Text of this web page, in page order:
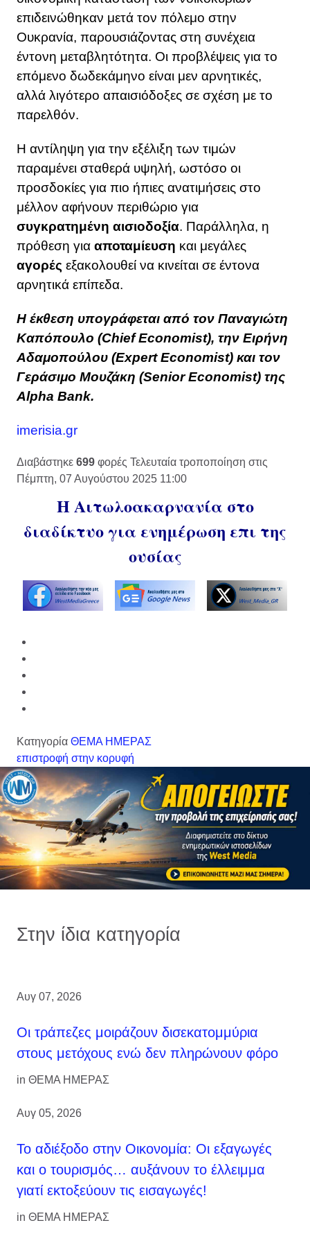
επιδεινώθηκαν μετά τον πόλεμο στην
Ουκρανία, παρουσιάζοντας στη συνέχεια
έντονη μεταβλητότητα. Οι προβλέψεις για το
επόμενο δωδεκάμηνο είναι μεν αρνητικές,
αλλά λιγότερο απαισιόδοξες σε σχέση με το
παρελθόν.
Η αντίληψη για την εξέλιξη των τιμών
παραμένει σταθερά υψηλή, ωστόσο οι
προσδοκίες για πιο ήπιες ανατιμήσεις στο
μέλλον αφήνουν περιθώριο για
συγκρατημένη αισιοδοξία. Παράλληλα, η
πρόθεση για αποταμίευση και μεγάλες
αγορές εξακολουθεί να κινείται σε έντονα
αρνητικά επίπεδα.
Η έκθεση υπογράφεται από τον Παναγιώτη
Καπόπουλο (Chief Economist), την Ειρήνη
Αδαμοπούλου (Expert Economist) και τον
Γεράσιμο Μουζάκη (Senior Economist) της
Alpha Bank.
imerisia.gr
Διαβάστηκε 699 φορές Τελευταία τροποποίηση στις
Πέμπτη, 07 Αυγούστου 2025 11:00
Η Αιτωλοακαρνανία στο
διαδίκτυο για ενημέρωση επι της
ουσίας
Κατηγορία ΘΕΜΑ ΗΜΕΡΑΣ
επιστροφή στην κορυφή
Στην ίδια κατηγορία
Αυγ 07, 2026
Οι τράπεζες μοιράζουν δισεκατομμύρια
στους μετόχους ενώ δεν πληρώνουν φόρο
in ΘΕΜΑ ΗΜΕΡΑΣ
Αυγ 05, 2026
Το αδιέξοδο στην Οικονομία: Οι εξαγωγές
και ο τουρισμός… αυξάνουν το έλλειμμα
γιατί εκτοξεύουν τις εισαγωγές!
in ΘΕΜΑ ΗΜΕΡΑΣ